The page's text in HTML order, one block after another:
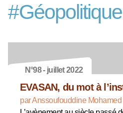
#Géopolitique
N°98 - juillet 2022
EVASAN, du mot à
par Anssoufouddine Mohamed